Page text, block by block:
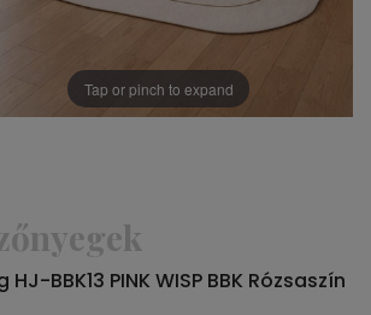
Tap or pinch to expand
BBK13 PINK WISP BBK Rózsaszín